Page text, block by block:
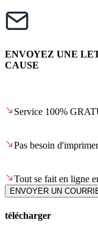
ENVOYEZ UNE
CAUSE
Service 100%
Pas besoin
Tout se fait en ligne
ENVOYER UN
télécharger